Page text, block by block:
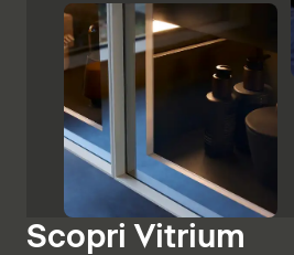
Scopri Vitrium